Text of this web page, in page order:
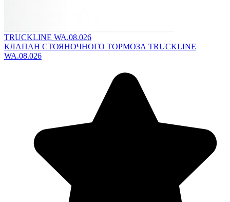
TRUCKLINE WA.08.026
КЛАПАН СТОЯНОЧНОГО ТОРМОЗА TRUCKLINE
WA.08.026